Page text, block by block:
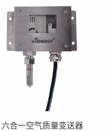
六合一空气质量变送器